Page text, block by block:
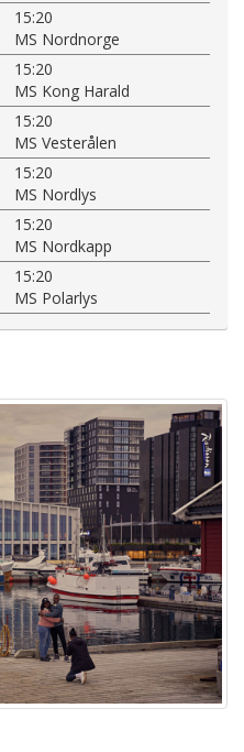
15:20
MS Nordnorge
15:20
MS Kong Harald
15:20
MS Vesterålen
15:20
MS Nordlys
15:20
MS Nordkapp
15:20
MS Polarlys